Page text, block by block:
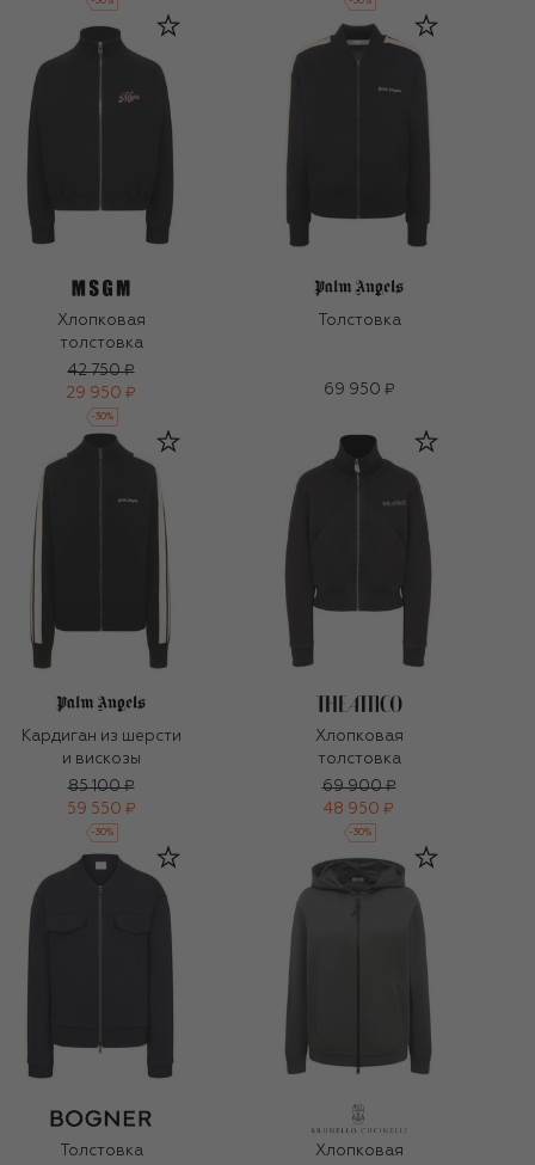
Хлопковая
толстовка
42 750 ₽
29 950 ₽
-30%
Толстовка
69 950 ₽
Кардиган из шерсти
и вискозы
85 100 ₽
59 550 ₽
-30%
Хлопковая
толстовка
69 900 ₽
48 950 ₽
-30%
Толстовка
Хлопковая